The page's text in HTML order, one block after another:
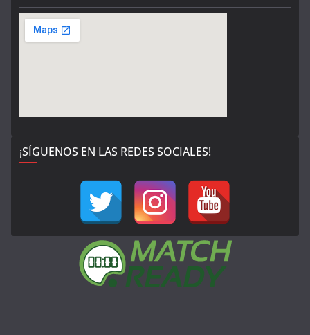
¡SÍGUENOS EN LAS REDES SOCIALES!